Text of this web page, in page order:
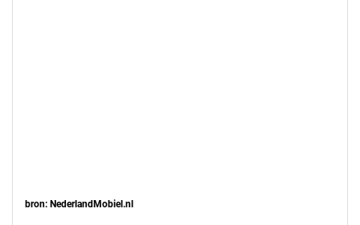
bron: NederlandMobiel.nl